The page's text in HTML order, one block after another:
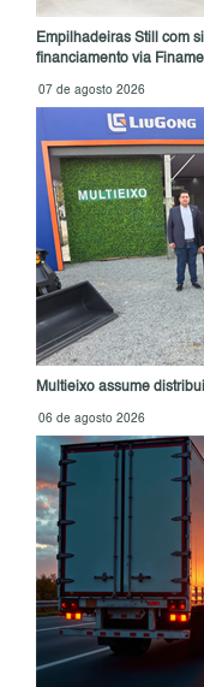
Empilhadeiras Still com
financiamento via Finame
07 de agosto 2026
Multieixo assume
06 de agosto 2026